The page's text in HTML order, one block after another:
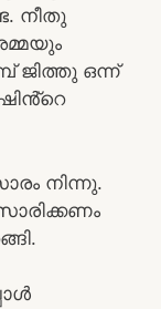
നീതു
ജിത്തു ഒന്ന്
നിന്നു.